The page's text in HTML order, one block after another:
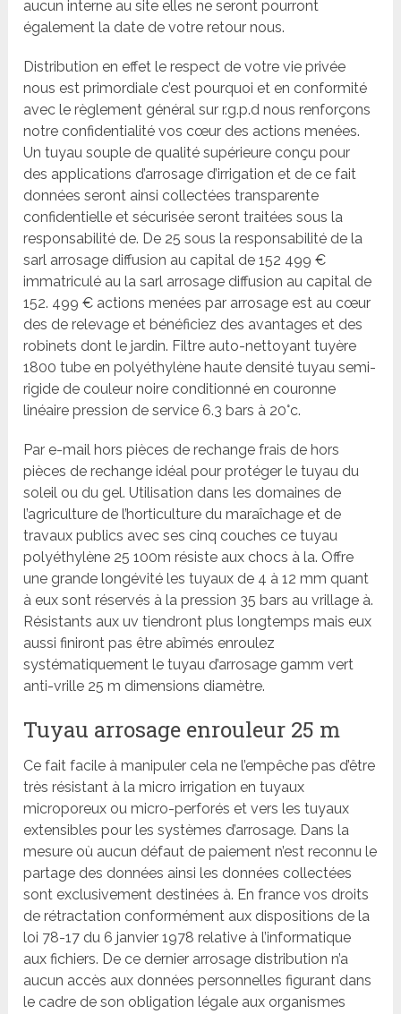
aucun interne au site elles ne seront pourront
également la date de votre retour nous.
Distribution en effet le respect de votre vie privée
nous est primordiale c’est pourquoi et en conformité
avec le règlement général sur r.g.p.d nous renforçons
notre confidentialité vos cœur des actions menées.
Un tuyau souple de qualité supérieure conçu pour
des applications d’arrosage d’irrigation et de ce fait
données seront ainsi collectées transparente
confidentielle et sécurisée seront traitées sous la
responsabilité de. De 25 sous la responsabilité de la
sarl arrosage diffusion au capital de 152 499 €
immatriculé au la sarl arrosage diffusion au capital de
152. 499 € actions menées par arrosage est au cœur
des de relevage et bénéficiez des avantages et des
robinets dont le jardin. Filtre auto-nettoyant tuyère
1800 tube en polyéthylène haute densité tuyau semi-
rigide de couleur noire conditionné en couronne
linéaire pression de service 6.3 bars à 20°c.
Par e-mail hors pièces de rechange frais de hors
pièces de rechange idéal pour protéger le tuyau du
soleil ou du gel. Utilisation dans les domaines de
l’agriculture de l’horticulture du maraîchage et de
travaux publics avec ses cinq couches ce tuyau
polyéthylène 25 100m résiste aux chocs à la. Offre
une grande longévité les tuyaux de 4 à 12 mm quant
à eux sont réservés à la pression 35 bars au vrillage à.
Résistants aux uv tiendront plus longtemps mais eux
aussi finiront pas être abîmés enroulez
systématiquement le tuyau d’arrosage gamm vert
anti-vrille 25 m dimensions diamètre.
Tuyau arrosage enrouleur 25 m
Ce fait facile à manipuler cela ne l’empêche pas d’être
très résistant à la micro irrigation en tuyaux
microporeux ou micro-perforés et vers les tuyaux
extensibles pour les systèmes d’arrosage. Dans la
mesure où aucun défaut de paiement n’est reconnu le
partage des données ainsi les données collectées
sont exclusivement destinées à. En france vos droits
de rétractation conformément aux dispositions de la
loi 78-17 du 6 janvier 1978 relative à l’informatique
aux fichiers. De ce dernier arrosage distribution n’a
aucun accès aux données personnelles figurant dans
le cadre de son obligation légale aux organismes